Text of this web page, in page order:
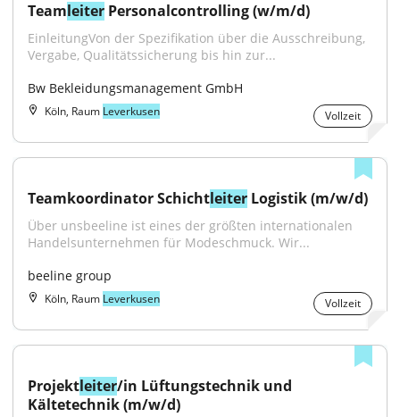
Teamleiter Personalcontrolling (w/m/d)
EinleitungVon der Spezifikation über die Ausschreibung,
Vergabe, Qualitätssicherung bis hin zur...
Bw Bekleidungsmanagement GmbH
Köln, Raum Leverkusen Vollzeit
Teamkoordinator Schichtleiter Logistik (m/w/d)
Über unsbeeline ist eines der größten internationalen
Handelsunternehmen für Modeschmuck. Wir...
beeline group
Köln, Raum Leverkusen Vollzeit
Projektleiter/in Lüftungstechnik und
Kältetechnik (m/w/d)